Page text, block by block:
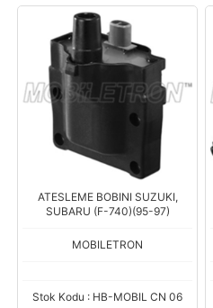
ATESLEME BOBINI SUZUKI,
SUBARU (F-740)(95-97)
MOBILETRON
Stok Kodu : HB-MOBIL CN 06